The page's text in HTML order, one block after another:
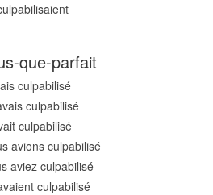
aient
que-parfait
culpabilisé
culpabilisé
culpabilisé
avions culpabilisé
aviez culpabilisé
culpabilisé